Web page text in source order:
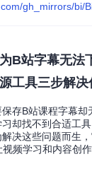
gh_mirrors/bi/
B站字幕无法
工具三步解决
存B站课程字幕却
却找不到合适工
决这些问题而生
频学习和内容创作